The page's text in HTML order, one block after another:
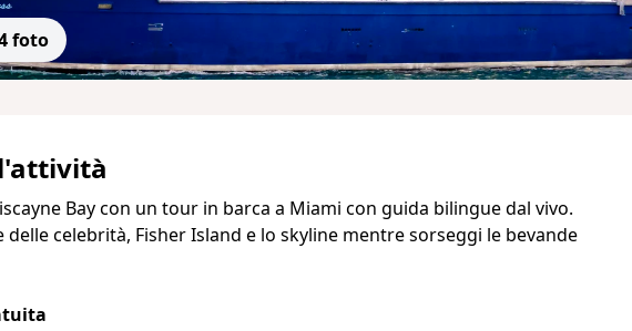
foto
Bay con un tour in barca a Miami con guida bilingue dal vivo.
delle celebrità, Fisher Island e lo skyline mentre sorseggi le bevande